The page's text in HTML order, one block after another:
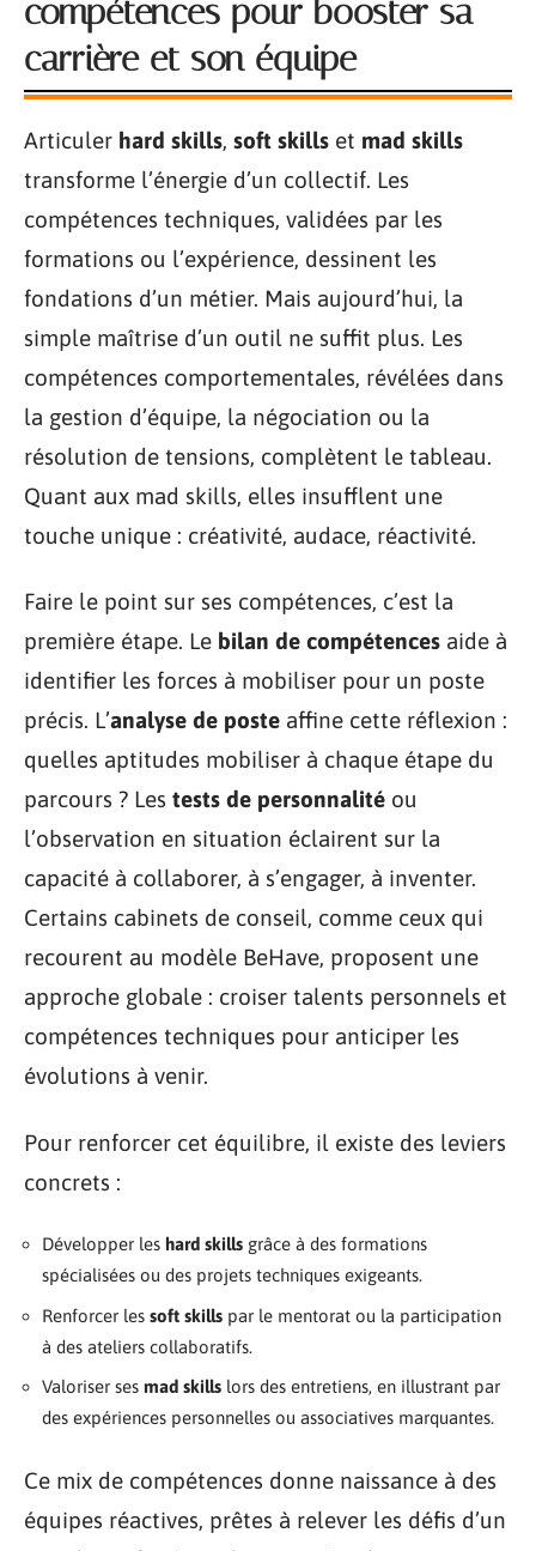
compétences pour booster sa
carrière et son équipe
Articuler hard skills, soft skills et mad skills
transforme l’énergie d’un collectif. Les
compétences techniques, validées par les
formations ou l’expérience, dessinent les
fondations d’un métier. Mais aujourd’hui, la
simple maîtrise d’un outil ne suffit plus. Les
compétences comportementales, révélées dans
la gestion d’équipe, la négociation ou la
résolution de tensions, complètent le tableau.
Quant aux mad skills, elles insufflent une
touche unique : créativité, audace, réactivité.
Faire le point sur ses compétences, c’est la
première étape. Le bilan de compétences aide à
identifier les forces à mobiliser pour un poste
précis. L’analyse de poste affine cette réflexion :
quelles aptitudes mobiliser à chaque étape du
parcours ? Les tests de personnalité ou
l’observation en situation éclairent sur la
capacité à collaborer, à s’engager, à inventer.
Certains cabinets de conseil, comme ceux qui
recourent au modèle BeHave, proposent une
approche globale : croiser talents personnels et
compétences techniques pour anticiper les
évolutions à venir.
Pour renforcer cet équilibre, il existe des leviers
concrets :
Développer les hard skills grâce à des formations
spécialisées ou des projets techniques exigeants.
Renforcer les soft skills par le mentorat ou la participation
à des ateliers collaboratifs.
Valoriser ses mad skills lors des entretiens, en illustrant par
des expériences personnelles ou associatives marquantes.
Ce mix de compétences donne naissance à des
équipes réactives, prêtes à relever les défis d’un